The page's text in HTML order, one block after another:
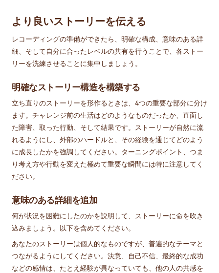
より良いストーリーを伝える
レコーディングの準備ができたら、明確な構成、意味のある詳
細、そして自分に合ったレベルの共有を行うことで、各ストー
リーを洗練させることに集中しましょう。
明確なストーリー構造を構築する
立ち直りのストーリーを形作るときは、4つの重要な部分に分け
ます。チャレンジ前の生活はどのようなものだったか、直面し
た障害、取った行動、そして結果です。ストーリーが自然に流
れるようにし、外部のハードルと、その経験を通じてどのよう
に成長したかを強調してください。ターニングポイント、つま
り考え方や行動を変えた極めて重要な瞬間には特に注意してく
ださい。
意味のある詳細を追加
何が状況を困難にしたのかを説明して、ストーリーに命を吹き
込みましょう。以下を含めてください。
あなたのストーリーは個人的なものですが、普遍的なテーマと
つながるようにしてください。決意、自己不信、最終的な成功
などの感情は、たとえ経験が異なっていても、他の人の共感を